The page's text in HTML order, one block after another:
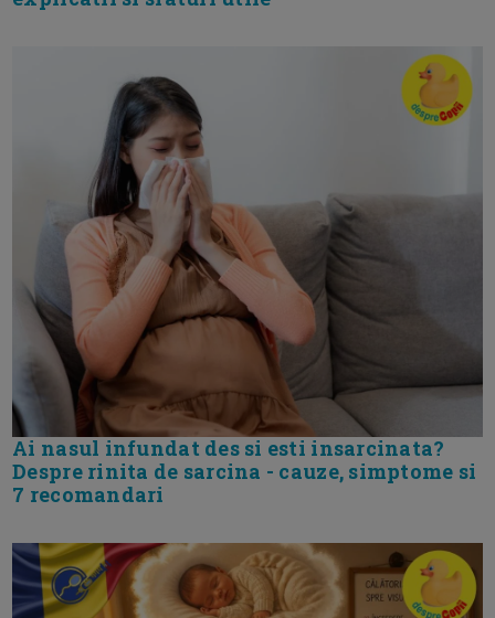
Ai nasul infundat des si esti insarcinata?
Despre rinita de sarcina - cauze, simptome si
7 recomandari